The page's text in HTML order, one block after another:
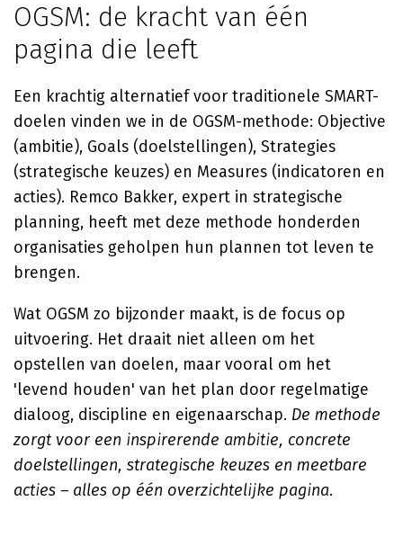
OGSM: de kracht van één
pagina die leeft
Een krachtig alternatief voor traditionele SMART-
doelen vinden we in de OGSM-methode: Objective
(ambitie), Goals (doelstellingen), Strategies
(strategische keuzes) en Measures (indicatoren en
acties). Remco Bakker, expert in strategische
planning, heeft met deze methode honderden
organisaties geholpen hun plannen tot leven te
brengen.
Wat OGSM zo bijzonder maakt, is de focus op
uitvoering. Het draait niet alleen om het
opstellen van doelen, maar vooral om het
'levend houden' van het plan door regelmatige
dialoog, discipline en eigenaarschap. De methode
zorgt voor een inspirerende ambitie, concrete
doelstellingen, strategische keuzes en meetbare
acties – alles op één overzichtelijke pagina.